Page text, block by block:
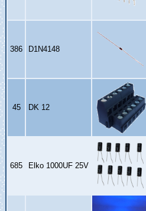
386 D1N4148
45 DK 12
685 Elko 1000UF 25V